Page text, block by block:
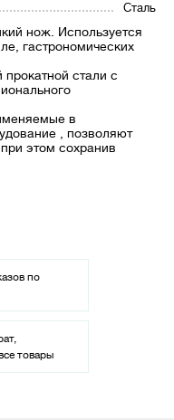
Сталь
нож. Используется
гастрономических
стали с
в
, позволяют
этом сохранив
по
товары